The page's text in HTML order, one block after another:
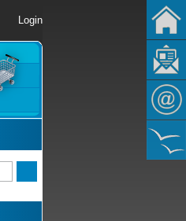
Login